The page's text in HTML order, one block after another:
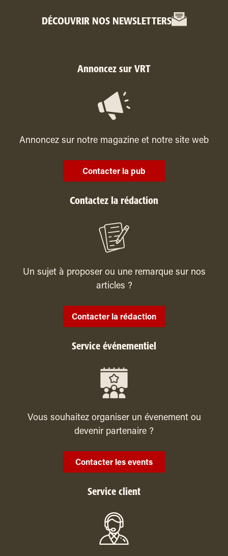
DÉCOUVRIR NOS NEWSLETTERS
Annoncez sur VRT
Annoncez sur notre magazine et notre site web
Contacter la pub
Contactez la rédaction
Un sujet à proposer ou une remarque sur nos
articles ?
Contacter la rédaction
Service événementiel
Vous souhaitez organiser un évenement ou
devenir partenaire ?
Contacter les events
Service client